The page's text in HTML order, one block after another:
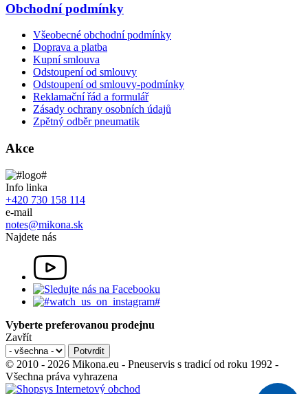
Obchodní podmínky
Všeobecné obchodní podmínky
Doprava a platba
Kupní smlouva
Odstoupení od smlouvy
Odstoupení od smlouvy-podmínky
Reklamační řád a formulář
Zásady ochrany osobních údajů
Zpětný odběr pneumatik
Akce
Info linka
+420 730 158 114
e-mail
notes@mikona.sk
Najdete nás
Vyberte preferovanou prodejnu
Zavřít
© 2010 - 2026 Mikona.eu - Pneuservis s tradicí od roku 1992 -
Všechna práva vyhrazena